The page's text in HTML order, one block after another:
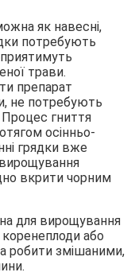
як навесні,
потребують
трави.
препарат
не потребують
Процес гниття
осінньо-
грядки вже
вкрити чорним
для вирощування
коренеплоди або
робити змішаними,